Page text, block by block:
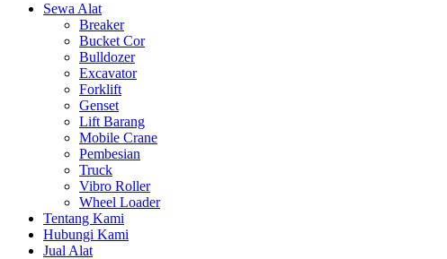
Sewa Alat
Breaker
Bucket Cor
Bulldozer
Excavator
Forklift
Genset
Lift Barang
Mobile Crane
Pembesian
Truck
Vibro Roller
Wheel Loader
Tentang Kami
Hubungi Kami
Jual Alat